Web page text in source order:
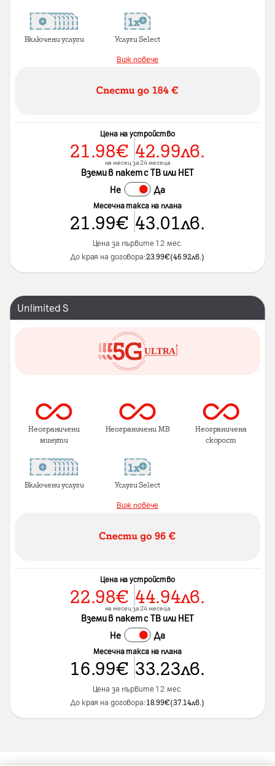
Включени услуги Услуги Select
Виж повече
Цена на устройство
21.98€ 42.99лв.
на месец за 24 месеца
Вземи в пакет с ТВ или НЕТ
Не Да
Месечна такса на плана
21.99€ 43.01лв.
Цена за първите 12 мес.
До края на договора:23.99€(46.92лв.)
Unlimited S
Неограничени
минути
Неограничени MB Неограничена
скорост
Включени услуги Услуги Select
Виж повече
Цена на устройство
22.98€ 44.94лв.
на месец за 24 месеца
Вземи в пакет с ТВ или НЕТ
Не Да
Месечна такса на плана
16.99€ 33.23лв.
Цена за първите 12 мес.
До края на договора:18.99€(37.14лв.)